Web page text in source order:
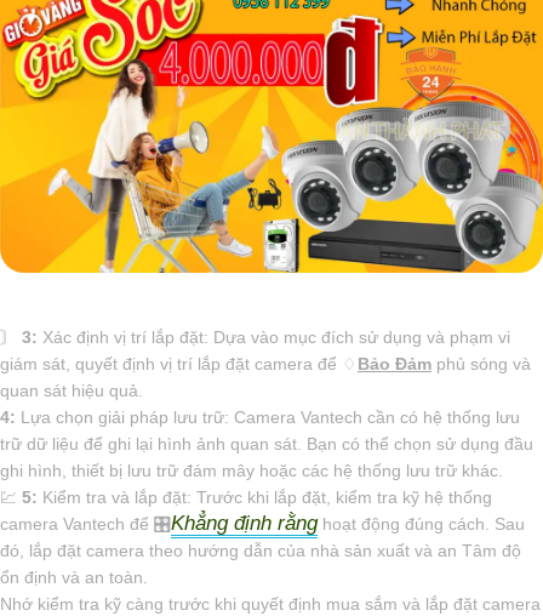
〙 3: Xác định vị trí lắp đặt: Dựa vào mục đích sử dụng và phạm vi
giám sát, quyết định vị trí lắp đặt camera để ♢ Bảo Đảm phủ sóng và
quan sát hiệu quả.
4: Lựa chọn giải pháp lưu trữ: Camera Vantech cần có hệ thống lưu
trữ dữ liệu để ghi lại hình ảnh quan sát. Bạn có thể chọn sử dụng đầu
ghi hình, thiết bị lưu trữ đám mây hoặc các hệ thống lưu trữ khác.
💹 5: Kiểm tra và lắp đặt: Trước khi lắp đặt, kiểm tra kỹ hệ thống
camera Vantech để 🎛Khẳng định rằnghoạt động đúng cách. Sau
đó, lắp đặt camera theo hướng dẫn của nhà sản xuất và an Tâm độ
ổn định và an toàn.
Nhớ kiểm tra kỹ càng trước khi quyết định mua sắm và lắp đặt camera